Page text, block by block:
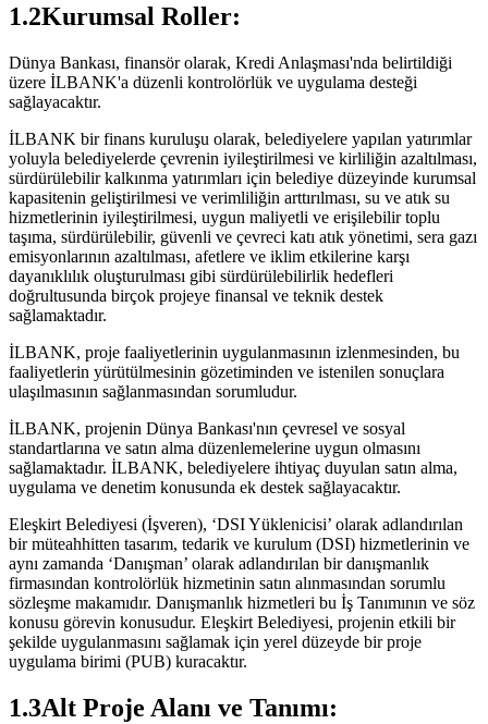
1.2Kurumsal Roller:
Dünya Bankası, finansör olarak, Kredi Anlaşması'nda belirtildiği
üzere İLBANK'a düzenli kontrolörlük ve uygulama desteği
sağlayacaktır.
İLBANK bir finans kuruluşu olarak, belediyelere yapılan yatırımlar
yoluyla belediyelerde çevrenin iyileştirilmesi ve kirliliğin azaltılması,
sürdürülebilir kalkınma yatırımları için belediye düzeyinde kurumsal
kapasitenin geliştirilmesi ve verimliliğin arttırılması, su ve atık su
hizmetlerinin iyileştirilmesi, uygun maliyetli ve erişilebilir toplu
taşıma, sürdürülebilir, güvenli ve çevreci katı atık yönetimi, sera gazı
emisyonlarının azaltılması, afetlere ve iklim etkilerine karşı
dayanıklılık oluşturulması gibi sürdürülebilirlik hedefleri
doğrultusunda birçok projeye finansal ve teknik destek
sağlamaktadır.
İLBANK, proje faaliyetlerinin uygulanmasının izlenmesinden, bu
faaliyetlerin yürütülmesinin gözetiminden ve istenilen sonuçlara
ulaşılmasının sağlanmasından sorumludur.
İLBANK, projenin Dünya Bankası'nın çevresel ve sosyal
standartlarına ve satın alma düzenlemelerine uygun olmasını
sağlamaktadır. İLBANK, belediyelere ihtiyaç duyulan satın alma,
uygulama ve denetim konusunda ek destek sağlayacaktır.
Eleşkirt Belediyesi (İşveren), ‘DSI Yüklenicisi’ olarak adlandırılan
bir müteahhitten tasarım, tedarik ve kurulum (DSI) hizmetlerinin ve
aynı zamanda ‘Danışman’ olarak adlandırılan bir danışmanlık
firmasından kontrolörlük hizmetinin satın alınmasından sorumlu
sözleşme makamıdır. Danışmanlık hizmetleri bu İş Tanımının ve söz
konusu görevin konusudur. Eleşkirt Belediyesi, projenin etkili bir
şekilde uygulanmasını sağlamak için yerel düzeyde bir proje
uygulama birimi (PUB) kuracaktır.
1.3Alt Proje Alanı ve Tanımı: